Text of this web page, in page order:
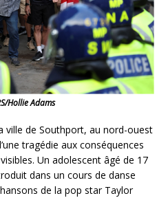
Hollie Adams
ville de Southport, au nord-ouest
tragédie aux conséquences
Un adolescent âgé de 17
dans un cours de danse
de la pop star Taylor